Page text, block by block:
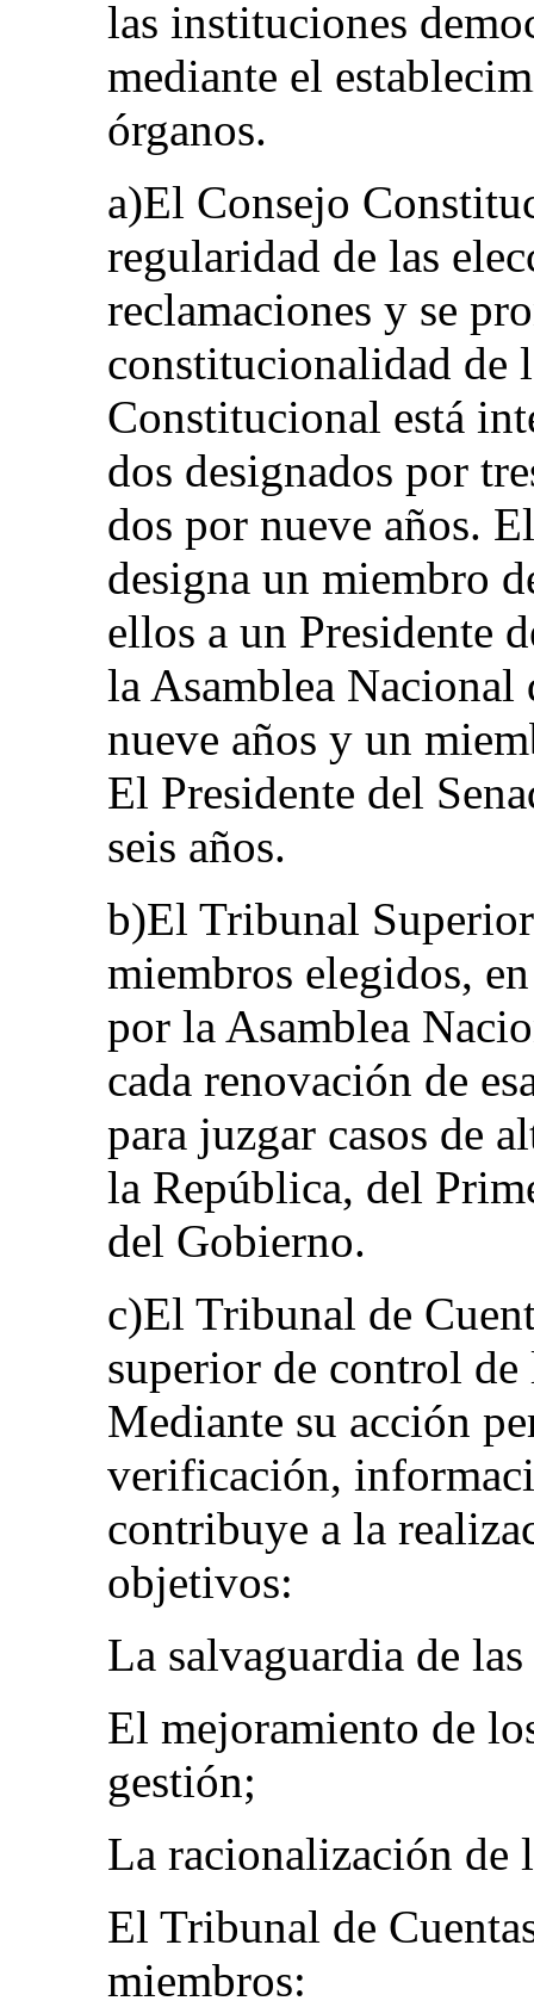
las instituciones
mediante el
órganos.
a)El Consejo
regularidad de las
reclamaciones y se
constitucionalidad de
Constitucional está
dos designados por
dos por nueve años.
designa un miembro
ellos a un Presidente
la Asamblea
nueve años y un
El Presidente del
seis años.
b)El Tribunal
miembros elegidos,
por la Asamblea
cada renovación de
para juzgar casos de
la República, del
del Gobierno.
c)El Tribunal de
superior de control
Mediante su acción
verificación,
contribuye a la
objetivos:
La salvaguardia de
El mejoramiento de
gestión;
La racionalización de
El Tribunal de
miembros: